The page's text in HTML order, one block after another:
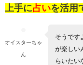
上手に占いを活用
オイスターちゃ
ん
そうです
が楽しい
らいたい